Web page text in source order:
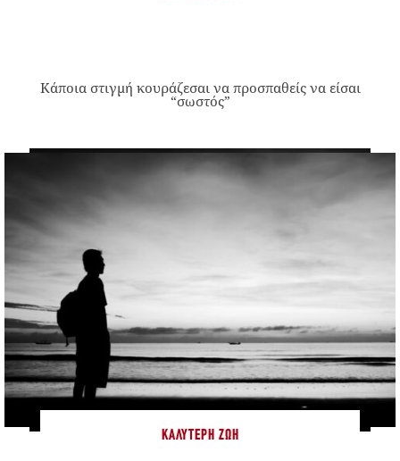
Κάποια στιγμή κουράζεσαι να προσπαθείς να είσαι
“σωστός”
ΚΑΛΎΤΕΡΗ ΖΩΉ